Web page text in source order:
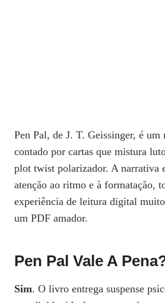
Pen Pal, de J. T. Geissinger, é um
contado por cartas que mistura
plot twist polarizador. A narrativa
atenção ao ritmo e à formatação,
experiência de leitura digital
um PDF amador.
Pen Pal Vale A
Sim. O livro entrega suspense